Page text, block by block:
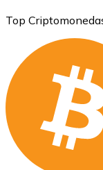
Top